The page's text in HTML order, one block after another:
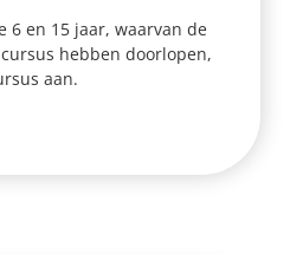
6 en 15 jaar, waarvan de
hebben doorlopen,
aan.